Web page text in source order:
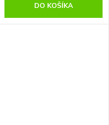
DO KOŠÍKA